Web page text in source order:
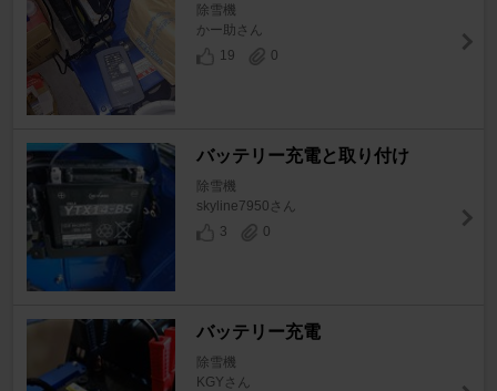
除雪機
かー助さん
19
0
バッテリー充電と取り付け
除雪機
skyline7950さん
3
0
バッテリー充電
除雪機
KGYさん